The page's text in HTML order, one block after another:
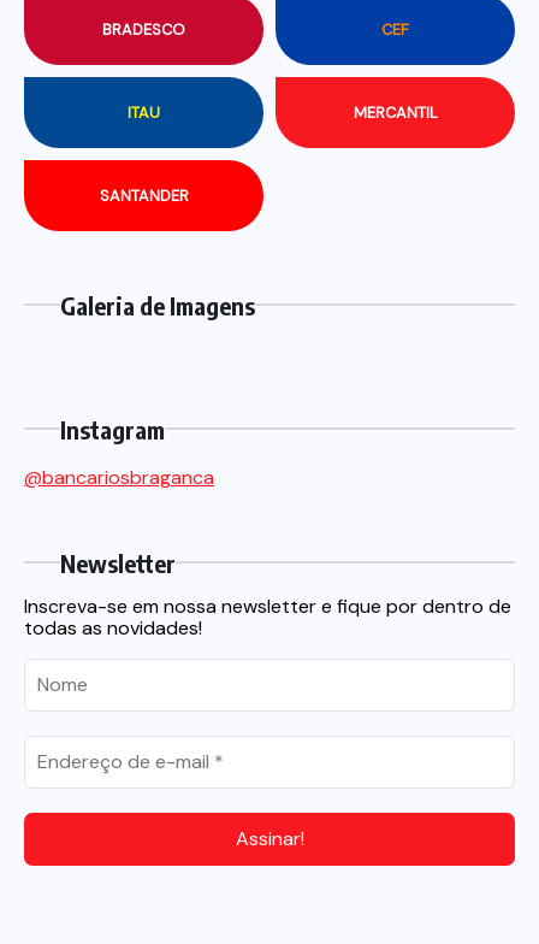
BRADESCO CEF
ITAU MERCANTIL
SANTANDER
Galeria de Imagens
Instagram
@bancariosbraganca
Newsletter
Inscreva-se em nossa newsletter e fique por dentro de
todas as novidades!